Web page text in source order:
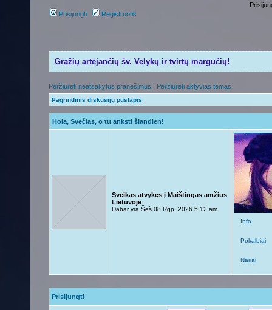
Prisijungti Registruotis
Gražių artėjančių šv. Velykų ir tvirtų margučių!
Peržiūrėti neatsakytus pranešimus | Peržiūrėti aktyvias temas
Pagrindinis diskusijų puslapis
Hola, Svečias, o tu anksti šiandien!
Sveikas atvykęs į Maištingas amžius
Lietuvoje
Dabar yra Šeš 08 Rgp, 2026 5:12 am
Info
Pokalbiai
Nariai
Prisijungti